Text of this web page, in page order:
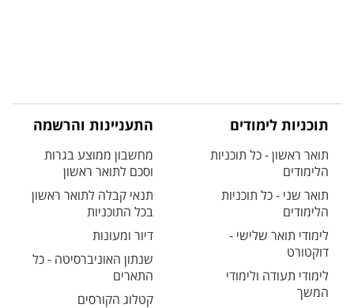
תוכניות לימודים
תואר ראשון - כל תוכניות
הלימודים
תואר שני - כל תוכניות
הלימודים
לימודי תואר שלישי -
דוקטורט
לימודי תעודה ולימודי
המשך
התעניינות והרשמה
מחשבון ממוצע בגרות
וסכם לתואר ראשון
תנאי קבלה לתואר ראשון
בכל התוכניות
דיור ומעונות
שנתון האוניברסיטה - כל
התארים
קטלוג הקורסים